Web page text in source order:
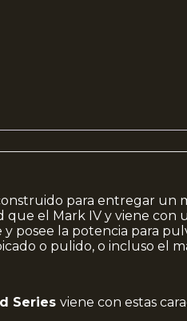
para entregar
el Mark IV y viene con
posee la potencia para
o pulido, o incluso el
Series viene con estas